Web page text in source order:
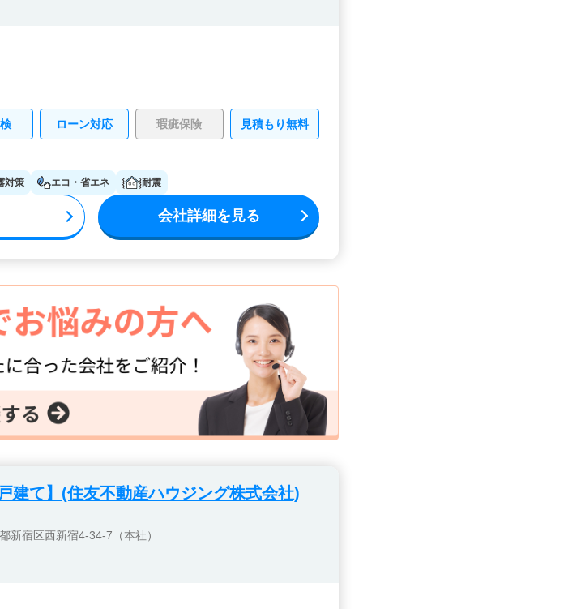
ローン対応 瑕疵保険 見積もり無料
対策 エコ・省エネ 耐震
会社詳細を見る
建て】(住友不動産ハウジング株式会社)
新宿区西新宿4-34-7（本社）